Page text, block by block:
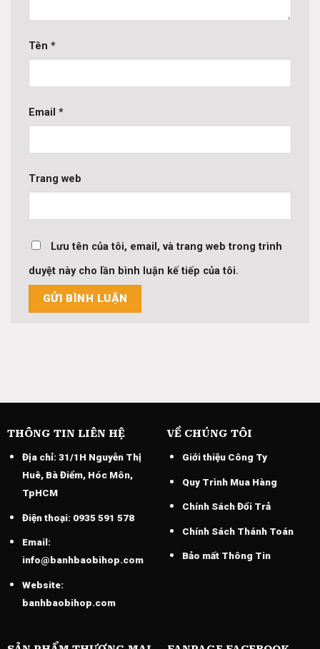
Tên *
Email *
Trang web
Lưu tên của tôi, email, và trang web trong trình
duyệt này cho lần bình luận kế tiếp của tôi.
THÔNG TIN LIÊN HỆ
Địa chỉ:31/1H Nguyễn Thị
Huê, Bà Điểm, Hóc Môn,
TpHCM
Điện thoại:0935 591 578
Email:
info@banhbaobihop.com
Website:
banhbaobihop.com
VỀ CHÚNG TÔI
Giới thiệu Công Ty
Quy Trình Mua Hàng
Chính Sách Đổi Trả
Chính Sách Thánh Toán
Bảo mất Thông Tin